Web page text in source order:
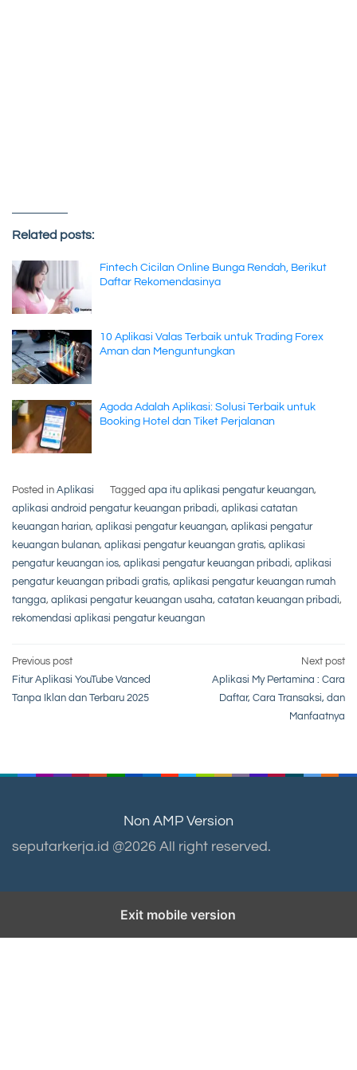
Related posts:
Fintech Cicilan Online Bunga Rendah, Berikut
Daftar Rekomendasinya
10 Aplikasi Valas Terbaik untuk Trading Forex
Aman dan Menguntungkan
Agoda Adalah Aplikasi: Solusi Terbaik untuk
Booking Hotel dan Tiket Perjalanan
Posted in Aplikasi Tagged apa itu aplikasi pengatur keuangan,
aplikasi android pengatur keuangan pribadi, aplikasi catatan
keuangan harian, aplikasi pengatur keuangan, aplikasi pengatur
keuangan bulanan, aplikasi pengatur keuangan gratis, aplikasi
pengatur keuangan ios, aplikasi pengatur keuangan pribadi, aplikasi
pengatur keuangan pribadi gratis, aplikasi pengatur keuangan rumah
tangga, aplikasi pengatur keuangan usaha, catatan keuangan pribadi,
rekomendasi aplikasi pengatur keuangan
Post
navigation
Previous post
Fitur Aplikasi YouTube Vanced
Tanpa Iklan dan Terbaru 2025
Next post
Aplikasi My Pertamina : Cara
Daftar, Cara Transaksi, dan
Manfaatnya
Non AMP Version
seputarkerja.id @2026 All right reserved.
Exit mobile version